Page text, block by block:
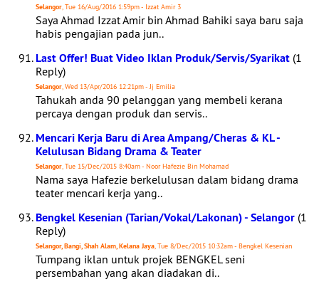
Selangor, Tue 16/Aug/2016 1:59pm - Izzat Amir 3
Saya Ahmad Izzat Amir bin Ahmad Bahiki saya baru saja
habis pengajian pada jun..
Last Offer! Buat Video Iklan Produk/Servis/Syarikat (1
Reply)
Selangor, Wed 13/Apr/2016 12:21pm - Jj Emilia
Tahukah anda 90 pelanggan yang membeli kerana
percaya dengan produk dan servis..
Mencari Kerja Baru di Area Ampang/Cheras & KL -
Kelulusan Bidang Drama & Teater
Selangor, Tue 15/Dec/2015 8:40am - Noor Hafezie Bin Mohamad
Nama saya Hafezie berkelulusan dalam bidang drama
teater mencari kerja yang..
Bengkel Kesenian (Tarian/Vokal/Lakonan) - Selangor (1
Reply)
Selangor, Bangi, Shah Alam, Kelana Jaya, Tue 8/Dec/2015 10:32am - Bengkel Kesenian
Tumpang iklan untuk projek BENGKEL seni
persembahan yang akan diadakan di..